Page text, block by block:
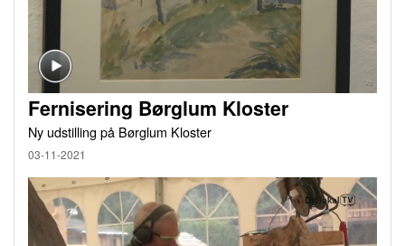
Fernisering Børglum Kloster
Ny udstilling på Børglum Kloster
03-11-2021